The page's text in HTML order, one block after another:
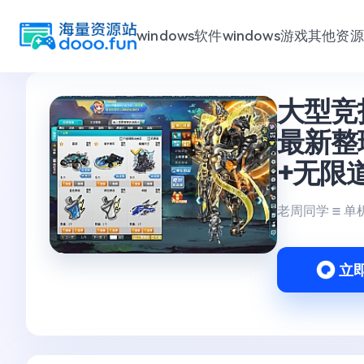
windows软件windows游戏其他资源
大型
最新
+无限
老周同学 单
立